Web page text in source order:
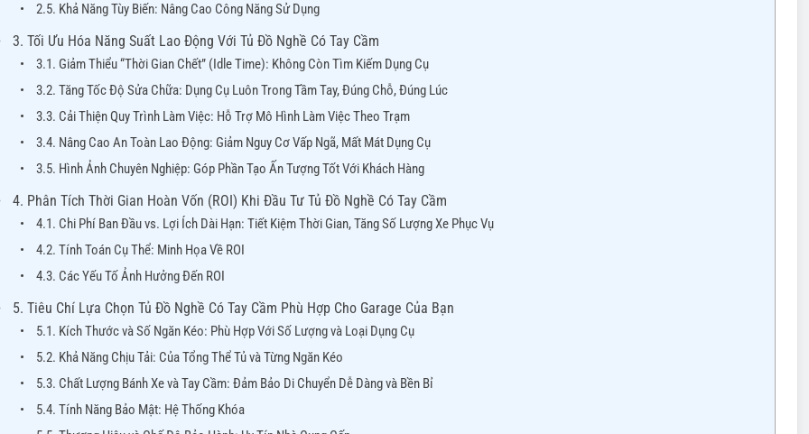
2.5. Khả Năng Tùy Biến: Nâng Cao Công Năng Sử Dụng
3. Tối Ưu Hóa Năng Suất Lao Động Với Tủ Đồ Nghề Có Tay Cầm
3.1. Giảm Thiểu “Thời Gian Chết” (Idle Time): Không Còn Tìm Kiếm Dụng Cụ
3.2. Tăng Tốc Độ Sửa Chữa: Dụng Cụ Luôn Trong Tầm Tay, Đúng Chỗ, Đúng Lúc
3.3. Cải Thiện Quy Trình Làm Việc: Hỗ Trợ Mô Hình Làm Việc Theo Trạm
3.4. Nâng Cao An Toàn Lao Động: Giảm Nguy Cơ Vấp Ngã, Mất Mát Dụng Cụ
3.5. Hình Ảnh Chuyên Nghiệp: Góp Phần Tạo Ấn Tượng Tốt Với Khách Hàng
4. Phân Tích Thời Gian Hoàn Vốn (ROI) Khi Đầu Tư Tủ Đồ Nghề Có Tay Cầm
4.1. Chi Phí Ban Đầu vs. Lợi Ích Dài Hạn: Tiết Kiệm Thời Gian, Tăng Số Lượng Xe Phục Vụ
4.2. Tính Toán Cụ Thể: Minh Họa Về ROI
4.3. Các Yếu Tố Ảnh Hưởng Đến ROI
5. Tiêu Chí Lựa Chọn Tủ Đồ Nghề Có Tay Cầm Phù Hợp Cho Garage Của Bạn
5.1. Kích Thước và Số Ngăn Kéo: Phù Hợp Với Số Lượng và Loại Dụng Cụ
5.2. Khả Năng Chịu Tải: Của Tổng Thể Tủ và Từng Ngăn Kéo
5.3. Chất Lượng Bánh Xe và Tay Cầm: Đảm Bảo Di Chuyển Dễ Dàng và Bền Bỉ
5.4. Tính Năng Bảo Mật: Hệ Thống Khóa